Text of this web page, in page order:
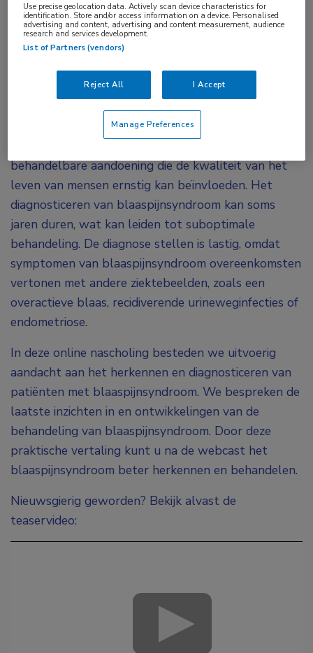
De regie nemen bij
blaaspijnsyndroom
Diagnostiek en behandeling van patiënten met
Blaaspijnsyndroom/Interstitiële Cystitis (BPS/IC)
staan centraal tijdens deze webcast.
behandelbare aandoening die de kwaliteit van het
leven van mensen ernstig kan beïnvloeden. Het
diagnosticeren van blaaspijnsyndroom kan soms
jaren duren, wat kan leiden tot suboptimale
behandeling. De diagnose stellen is lastig, omdat
symptomen van blaaspijnsyndroom overeenkomsten
vertonen met andere ziektebeelden, zoals een
overactieve blaas, recidiverende urineweginfecties of
endometriose.
In deze online nascholing besteden we uitvoerig
aandacht aan het herkennen en diagnosticeren van
patiënten met blaaspijnsyndroom. We bespreken de
laatste inzichten in en ontwikkelingen van de
behandeling van blaaspijnsyndroom. Door deze
praktische vertaling kunt u na de webcast het
blaaspijnsyndroom beter herkennen en behandelen.
Nieuwsgierig geworden? Bekijk alvast de
teaservideo:
Use precise geolocation data. Actively scan device characteristics for
identification. Store and/or access information on a device. Personalised
advertising and content, advertising and content measurement, audience
research and services development.
List of Partners (vendors)
Reject All I Accept
Manage Preferences